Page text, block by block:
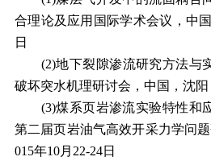
合理论及应用国际学术会议，中
日
(2)地下裂隙渗流研究方法与
破坏突水机理研讨会，中国，沈阳
(3)煤系页岩渗流实验特性和
第二届页岩油气高效开采力学问
015年10月 22-24日